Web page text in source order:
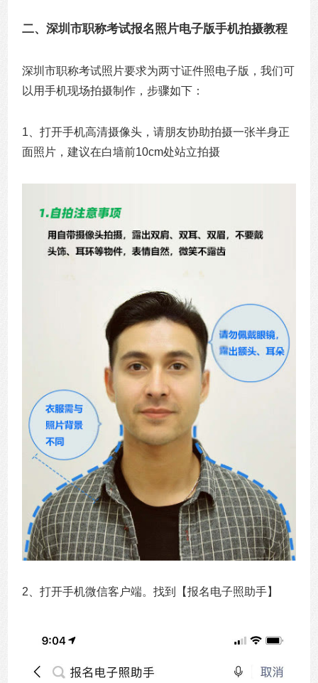
二、深圳市职称考试报名照片电子版手机拍摄教程
深圳市职称考试照片要求为两寸证件照电子版，我们可
以用手机现场拍摄制作，步骤如下：
1、打开手机高清摄像头，请朋友协助拍摄一张半身正
面照片，建议在白墙前10cm处站立拍摄
2、打开手机微信客户端。找到【报名电子照助手】